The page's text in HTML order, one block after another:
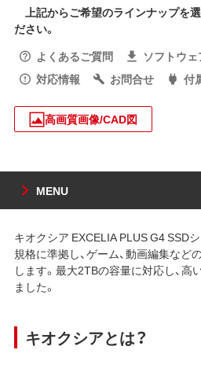
上記からご希望のラインナップを
ださい。
よくあるご質問
ソフトウェ
対応情報
お問合せ 付
高画質画像/CAD図
MENU
キオクシア EXCELIA PLUS G4 SSD
規格に準拠し、ゲーム、動画編集など
します。最大2TBの容量に対応し、
ました。
キオクシアとは？